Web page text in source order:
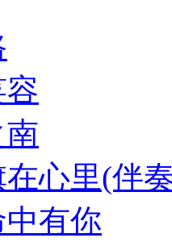
心里(伴
有你